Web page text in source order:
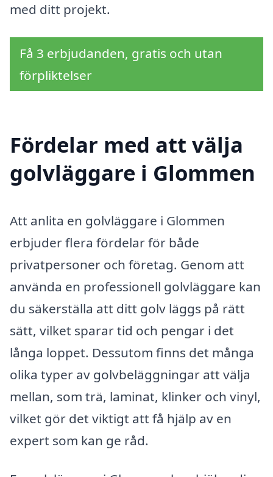
med ditt projekt.
Få 3 erbjudanden, gratis och utan
förpliktelser
Fördelar med att välja
golvläggare i Glommen
Att anlita en golvläggare i Glommen
erbjuder flera fördelar för både
privatpersoner och företag. Genom att
använda en professionell golvläggare kan
du säkerställa att ditt golv läggs på rätt
sätt, vilket sparar tid och pengar i det
långa loppet. Dessutom finns det många
olika typer av golvbeläggningar att välja
mellan, som trä, laminat, klinker och vinyl,
vilket gör det viktigt att få hjälp av en
expert som kan ge råd.